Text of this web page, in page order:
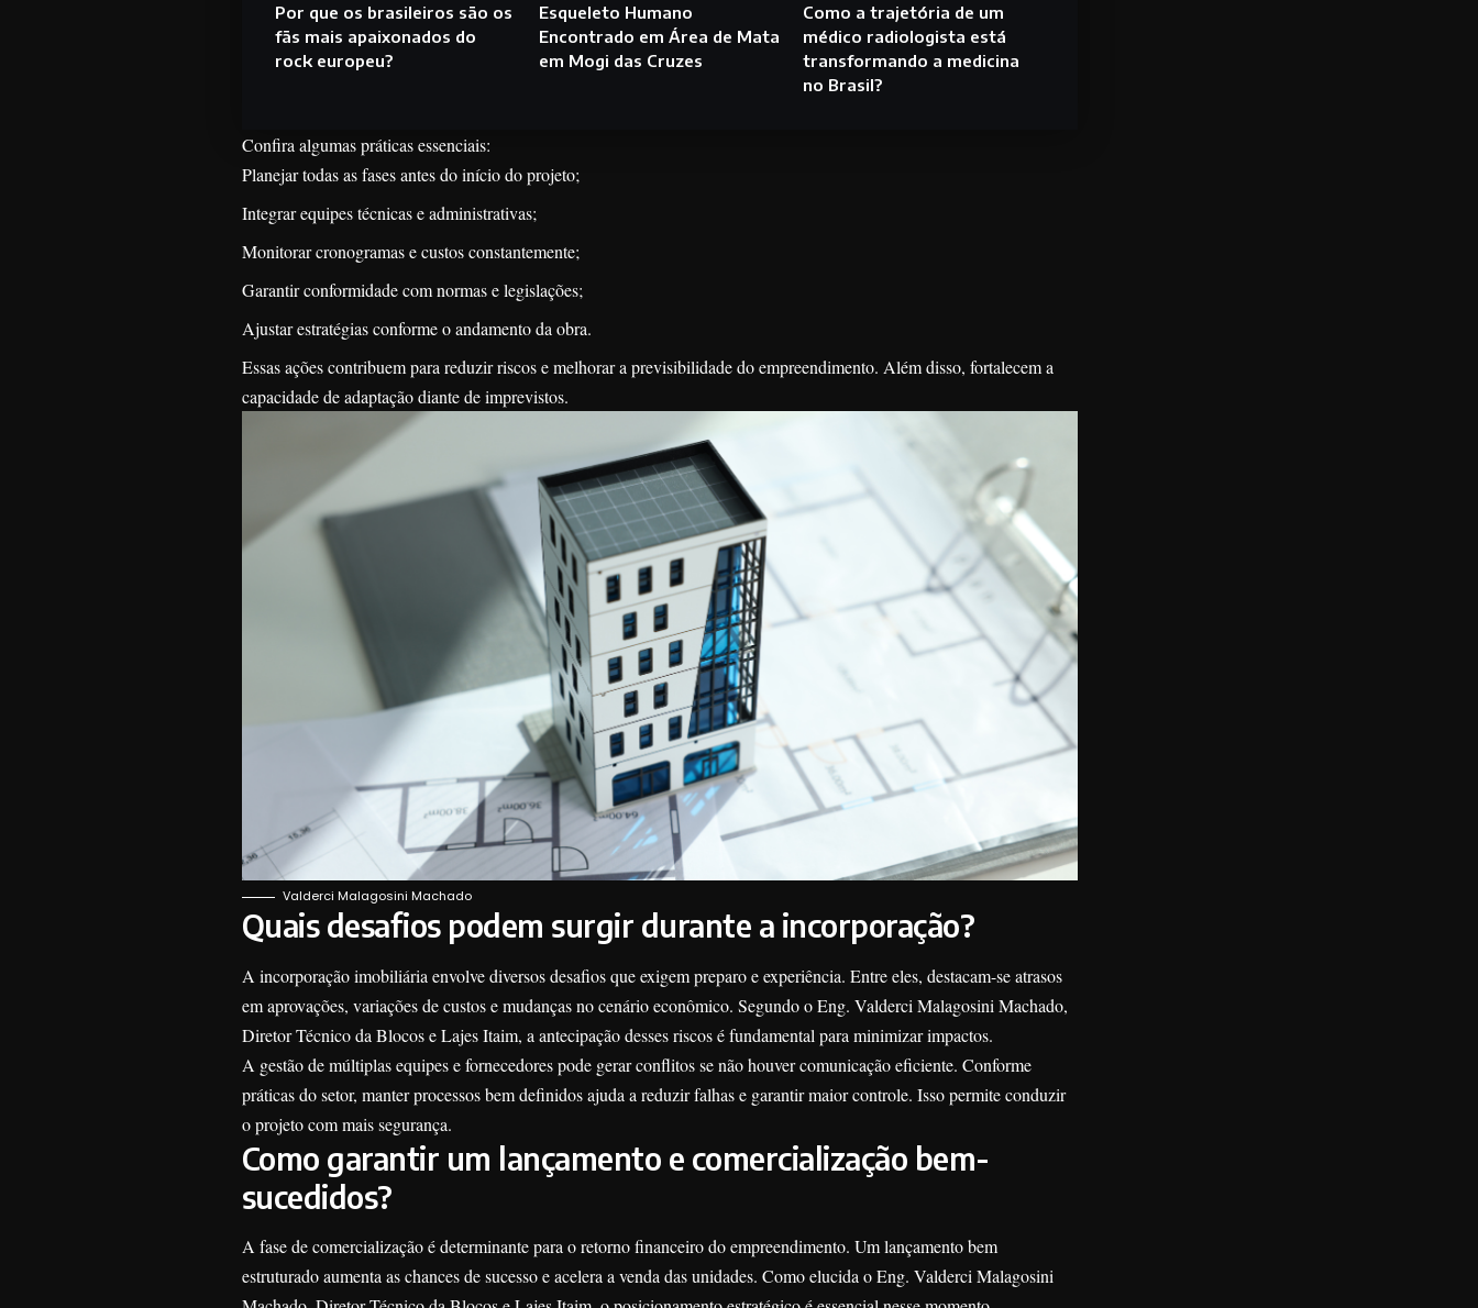
Por que os brasileiros são os
fãs mais apaixonados do
rock europeu?
Esqueleto Humano
Encontrado em Área de Mata
em Mogi das Cruzes
Como a trajetória de um
médico radiologista está
transformando a medicina
no Brasil?
Confira algumas práticas essenciais:
Planejar todas as fases antes do início do projeto;
Integrar equipes técnicas e administrativas;
Monitorar cronogramas e custos constantemente;
Garantir conformidade com normas e legislações;
Ajustar estratégias conforme o andamento da obra.
Essas ações contribuem para reduzir riscos e melhorar a previsibilidade do empreendimento. Além disso, fortalecem a
capacidade de adaptação diante de imprevistos.
Valderci Malagosini Machado
Quais desafios podem surgir durante a incorporação?
A incorporação imobiliária envolve diversos desafios que exigem preparo e experiência. Entre eles, destacam-se atrasos
em aprovações, variações de custos e mudanças no cenário econômico. Segundo o Eng. Valderci Malagosini Machado,
Diretor Técnico da Blocos e Lajes Itaim, a antecipação desses riscos é fundamental para minimizar impactos.
A gestão de múltiplas equipes e fornecedores pode gerar conflitos se não houver comunicação eficiente. Conforme
práticas do setor, manter processos bem definidos ajuda a reduzir falhas e garantir maior controle. Isso permite conduzir
o projeto com mais segurança.
Como garantir um lançamento e comercialização bem-
sucedidos?
A fase de comercialização é determinante para o retorno financeiro do empreendimento. Um lançamento bem
estruturado aumenta as chances de sucesso e acelera a venda das unidades. Como elucida o Eng. Valderci Malagosini